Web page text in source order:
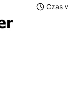
Czas